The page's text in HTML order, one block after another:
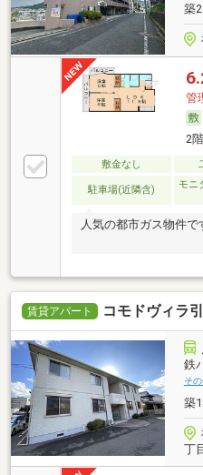
築
管
2
敷金なし
駐車場(近隣含)
モニ
人気の都市ガス物件
賃貸アパート コモドヴィラ
鉄
そ
築
丁